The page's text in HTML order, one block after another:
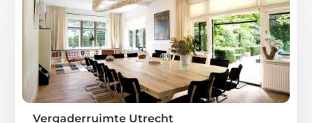
Vergaderruimte Utrecht